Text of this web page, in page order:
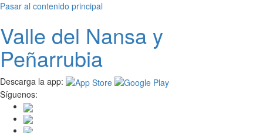
Pasar al contenido principal
Valle del Nansay
Peñarrubia
Descarga la app:
Síguenos: